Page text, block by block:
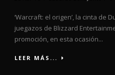
‘Warcraft: el origen’, la cinta de
juegazos de Blizzard
promoción, en esta ocasión...
LEER MÁS...